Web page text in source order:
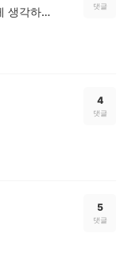
아파트 단지 커뮤니티시설 이용매너 어떻게 생각하세요? 댓글
4
댓글
5
댓글